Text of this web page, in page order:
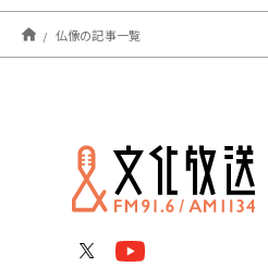
仏像の記事一覧